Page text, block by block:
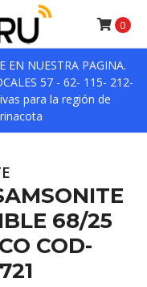
EN NUESTRA PAGINA.
57 - 62- 115- 212-
para la región de
0
68/25
COD-